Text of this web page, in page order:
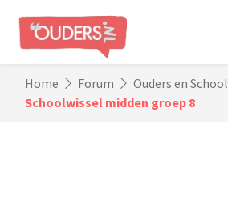
Home Forum
Ouders en School
Schoolwissel midden groep 8